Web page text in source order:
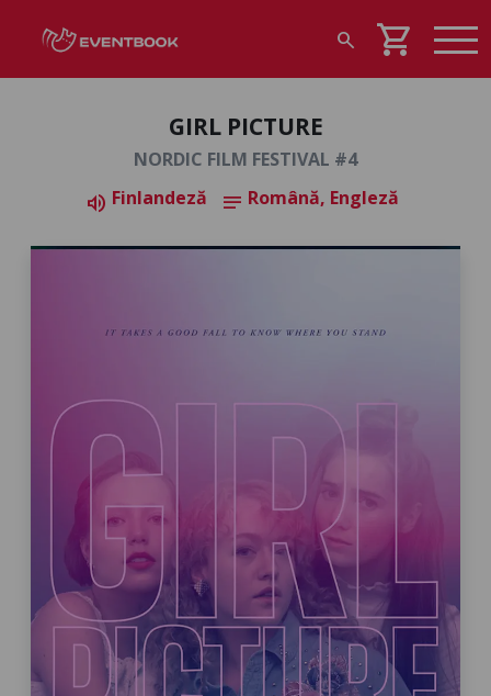
search shopping_cart
GIRL PICTURE
NORDIC FILM FESTIVAL #4
volume_up Finlandeză notes Română, Engleză